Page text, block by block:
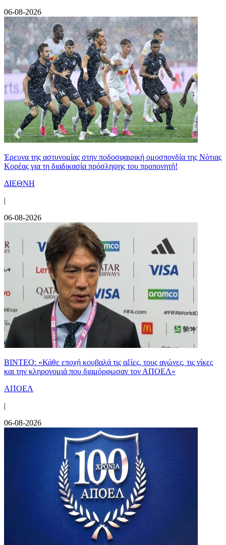
06-08-2026
Έρευνα της αστυνομίας στην ποδοσφαιρική ομοσπονδία της Νότιας
Κορέας για τη διαδικασία πρόσληψης του προπονητή!
ΔΙΕΘΝΗ
|
06-08-2026
ΒΙΝΤΕΟ: «Κάθε εποχή κουβαλά τις αξίες, τους αγώνες, τις νίκες
και την κληρονομιά που διαμόρφωσαν τον ΑΠΟΕΛ»
ΑΠΟΕΛ
|
06-08-2026